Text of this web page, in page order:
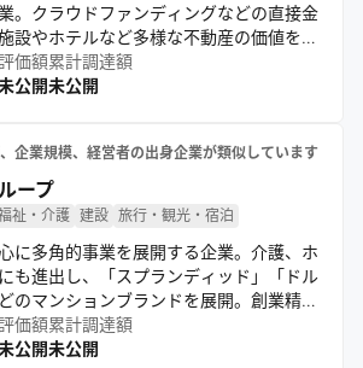
。クラウドファンディングなどの直接金
設やホテルなど多様な不動産の価値を引
る課題解決力と独自ネットワークで持続
取り組んでいる。
価額
公開
累計調達額
未公開
企業規模、経営者の出身企業が類似しています
ープ
祉・介護 建設 旅行・観光・宿泊
に多角的事業を展開する企業。介護、ホ
も進出し、「スプランディッド」「ドル
のマンションブランドを展開。創業精神
、人々の豊かな暮らしと社会の発展に貢
通じて専門性の高いサービスを提供し、
価額
公開
累計調達額
未公開